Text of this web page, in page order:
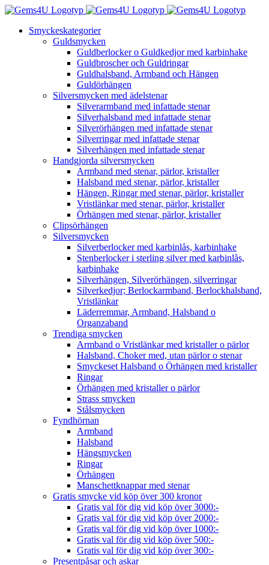
Fortsätt
innehålletSmyckeskategorier
Guldsmycken
Guldberlocker o Guldkedjor med karbinhake
Guldbroscher och Guldringar
Guldhalsband, Armband och Hängen
Guldörhängen
Silversmycken med ädelstenar
Silverarmband med infattade stenar
Silverhalsband med infattade stenar
Silverörhängen med infattade stenar
Silverringar med infattade stenar
Silverhängen med infattade stenar
Handgjorda silversmycken
Armband med stenar, pärlor, kristaller
Halsband med stenar, pärlor, kristaller
Hängen, Ringar med stenar, pärlor, kristaller
Vristlänkar med stenar, pärlor, kristaller
Örhängen med stenar, pärlor, kristaller
Clipsörhängen
Silversmycken
Silverberlocker med karbinlås, karbinhake
Stenberlocker i sterling silver med karbinlås,
karbinhake
Silverhängen, Silverörhängen, silverringar
Silverkedjor; Berlockarmband, Berlockhalsband,
Vristlänkar
Läderremmar, Armband, Halsband o
Organzaband
Trendiga smycken
Armband o Vristlänkar med kristaller o pärlor
Halsband, Choker med, utan pärlor o stenar
Smyckeset Halsband o Örhängen med kristaller
Ringar
Örhängen med kristaller o pärlor
Strass smycken
Stålsmycken
Fyndhörnan
Armband
Halsband
Hängsmycken
Ringar
Örhängen
Manschettknappar med stenar
Gratis smycke vid köp över 300 kronor
Gratis val för dig vid köp över 3000:-
Gratis val för dig vid köp över 2000:-
Gratis val för dig vid köp över 1000:-
Gratis val för dig vid köp över 500:-
Gratis val för dig vid köp över 300:-
Presentpåsar och askar